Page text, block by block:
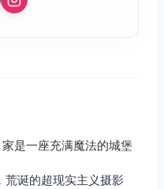
是一座充满魔法的城堡
荒诞的超现实主义摄影